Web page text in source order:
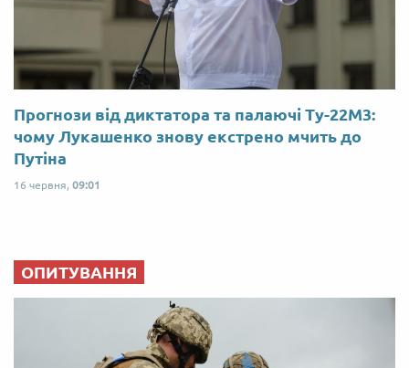
Прогнози від диктатора та палаючі Ту-22М3:
чому Лукашенко знову екстрено мчить до
Путіна
16 червня, 09:01
ОПИТУВАННЯ